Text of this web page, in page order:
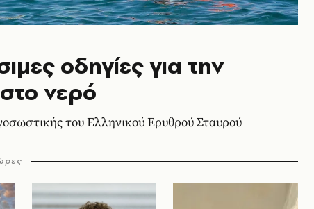
οδηγίες για την
νερό
του Ελληνικού Ερυθρού Σταυρού